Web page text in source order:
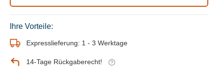
Ihre Vorteile:
Expresslieferung: 1 - 3 Werktage
14-Tage Rückgaberecht!